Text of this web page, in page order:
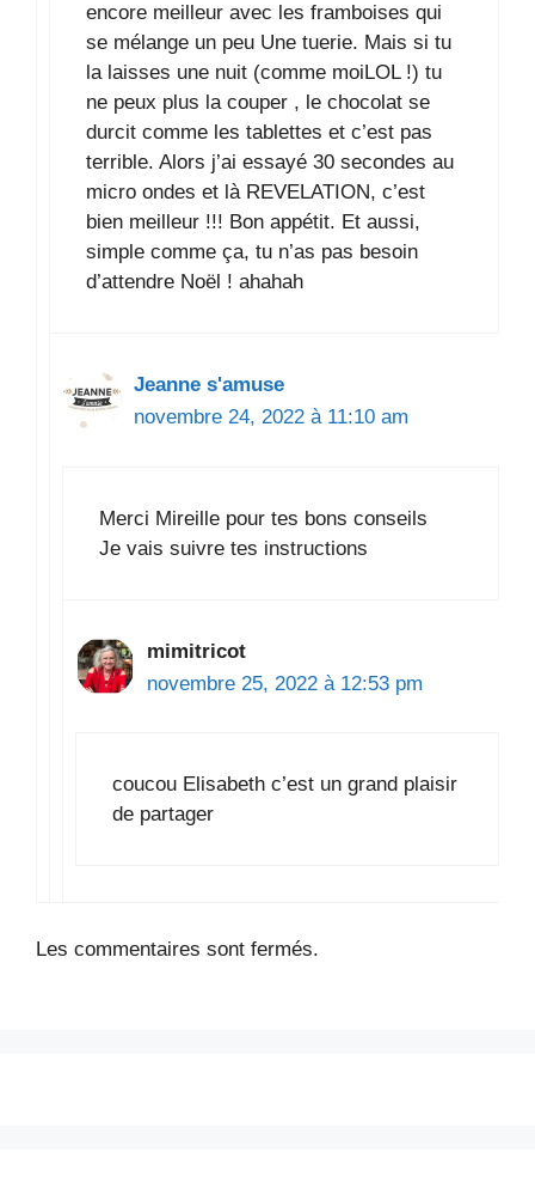
encore meilleur avec les framboises qui
se mélange un peu Une tuerie. Mais si tu
la laisses une nuit (comme moiLOL !) tu
ne peux plus la couper , le chocolat se
durcit comme les tablettes et c’est pas
terrible. Alors j’ai essayé 30 secondes au
micro ondes et là REVELATION, c’est
bien meilleur !!! Bon appétit. Et aussi,
simple comme ça, tu n’as pas besoin
d’attendre Noël ! ahahah
Jeanne s'amuse
novembre 24, 2022 à 11:10 am
Merci Mireille pour tes bons conseils
Je vais suivre tes instructions
mimitricot
novembre 25, 2022 à 12:53 pm
coucou Elisabeth c’est un grand plaisir
de partager
Les commentaires sont fermés.